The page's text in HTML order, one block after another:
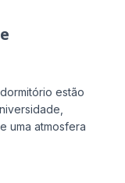
estão
uma atmosfera